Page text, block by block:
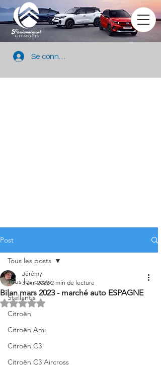
Se connecter
Post
Tous les posts
Stellantis
Citroën
Citroën Ami
Citroën C3
Citroën C3 Aircross
Tous les posts
Bilan mars 2023 - marché auto ESPAGNE
Jérémy
3 avr. 2023 2 min de lecture
Noté NaN étoiles sur 5.